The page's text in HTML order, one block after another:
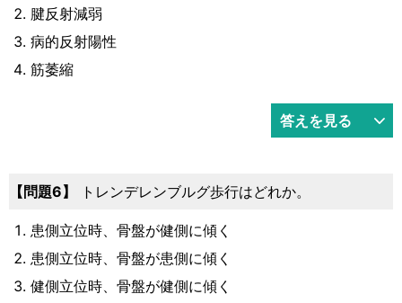
腱反射減弱
病的反射陽性
筋萎縮
答えを見る
問題6 トレンデレンブルグ歩行はどれか。
患側立位時、骨盤が健側に傾く
患側立位時、骨盤が患側に傾く
健側立位時、骨盤が健側に傾く